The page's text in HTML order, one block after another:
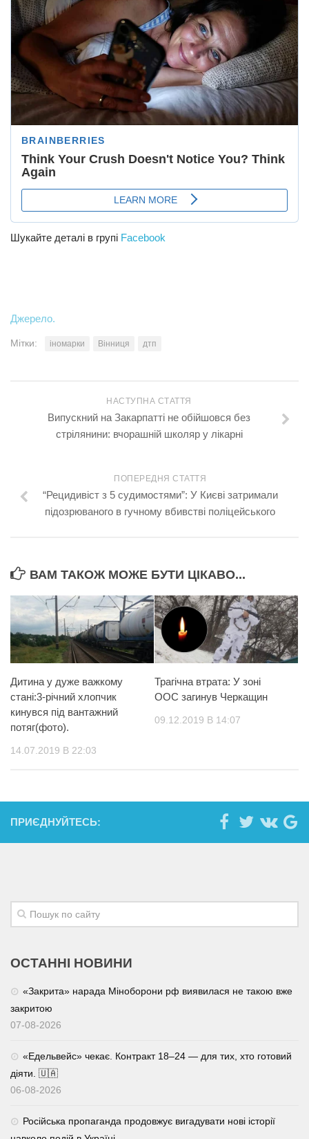
Шоу-біз
#Війна
Шукайте деталі в групі Facebook
Джерело.
Мітки: іномарки Вінниця дтп
НАСТУПНА СТАТТЯ
Випускний на Закарпатті не обійшовся без
стрілянини: вчорашній школяр у лікарні
ПОПЕРЕДНЯ СТАТТЯ
“Рецидивіст з 5 судимостями”: У Києві затримали
підозрюваного в гучному вбивстві поліцейського
ВАМ ТАКОЖ МОЖЕ БУТИ ЦІКАВО...
Дитина у дуже важкому
стані:3-річний хлопчик
кинувся під вантажний
потяг(фото).
14.07.2019 В 22:03
Трагічна втрата: У зоні
ООС загинув Черкащин
09.12.2019 В 14:07
ПРИЄДНУЙТЕСЬ:
ОСТАННІ НОВИНИ
«Закрита» нарада Міноборони рф виявилася не такою вже
закритою
07-08-2026
«Едельвейс» чекає. Контракт 18–24 — для тих, хто готовий
діяти. 🇺🇦
06-08-2026
Російська пропаганда продовжує вигадувати нові історії